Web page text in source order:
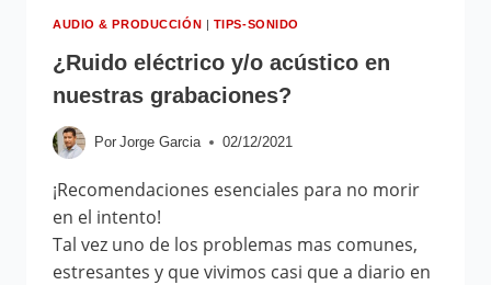
AUDIO & PRODUCCIÓN | TIPS-SONIDO
¿Ruido eléctrico y/o acústico en
nuestras grabaciones?
Por Jorge Garcia 02/12/2021
¡Recomendaciones esenciales para no morir
en el intento!
Tal vez uno de los problemas mas comunes,
estresantes y que vivimos casi que a diario en